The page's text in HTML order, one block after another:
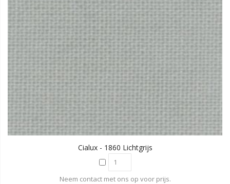
Cialux - 1860 Lichtgrijs
Neem contact met ons op voor prijs.